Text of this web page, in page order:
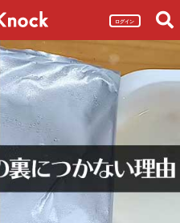
ログイン